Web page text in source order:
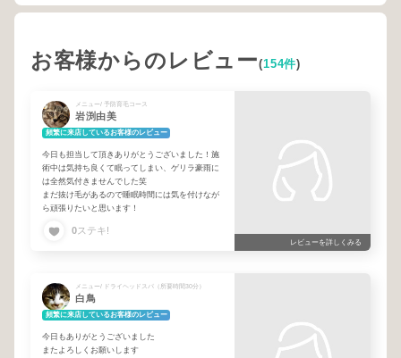
お客様からのレビュー(154件)
メニュー/ 予防育毛コース
岩渕由美
頻繁に来店しているお客様のレビュー
今日も担当して頂きありがとうございました！施
術中は気持ち良くて眠ってしまい、ゲリラ豪雨に
は全然気付きませんでした笑
まだ抜け毛があるので睡眠時間には気を付けなが
ら頑張りたいと思います！
0ステキ!
レビューを詳しくみる
メニュー/ ドライヘッドスパ（所要時間30分）
白鳥
頻繁に来店しているお客様のレビュー
今日もありがとうございました
またよろしくお願いします